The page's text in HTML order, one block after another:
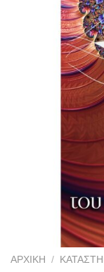
ΑΡΧΙΚΉ /